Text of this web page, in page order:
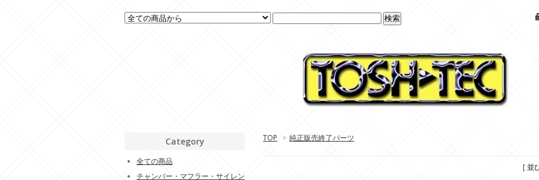
TOP > 純正販売終了パーツ
[ 並
Category
全ての商品
チャンバー・マフラー・サイレン